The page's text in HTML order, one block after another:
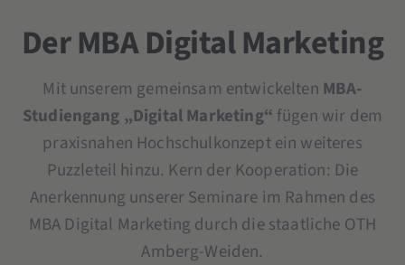
Der MBA Digital Marketing
Mit unserem gemeinsam entwickelten MBA-
Studiengang „Digital Marketing“fügen wir dem
praxisnahen Hochschulkonzept ein weiteres
Puzzleteil hinzu. Kern der Kooperation: Die
Anerkennung unserer Seminare im Rahmen des
MBA Digital Marketing durch die staatliche OTH
Amberg-Weiden.